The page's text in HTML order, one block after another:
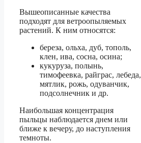
Вышеописанные качества
подходят для ветроопыляемых
растений. К ним относятся:
береза, ольха, дуб, тополь,
клен, ива, сосна, осина;
кукуруза, полынь,
тимофеевка, райграс, лебеда,
мятлик, рожь, одуванчик,
подсолнечник и др.
Наибольшая концентрация
пыльцы наблюдается днем или
ближе к вечеру, до наступления
темноты.